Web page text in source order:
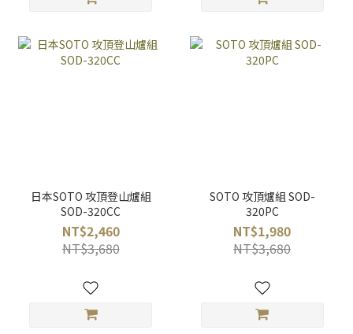
日本SOTO 攻頂登山爐組
SOD-320CC
NT$2,460
NT$3,680
SOTO 攻頂爐組 SOD-
320PC
NT$1,980
NT$3,680